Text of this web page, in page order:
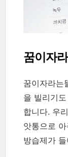
꿈이자
꿈이자라는
을 빌리기
합니다. 우
앗통으로
방습제가